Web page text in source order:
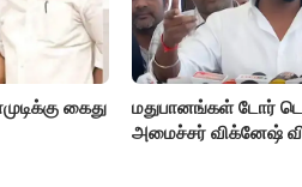
கைது
மதுபானங்கள் டோர்
அமைச்சர் விக்னேஷ்